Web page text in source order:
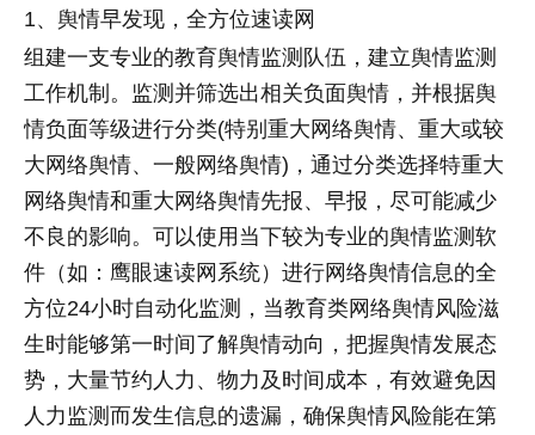
1、舆情早发现，全方位速读网
组建一支专业的教育舆情监测队伍，建立舆情监测
工作机制。监测并筛选出相关负面舆情，并根据舆
情负面等级进行分类(特别重大网络舆情、重大或较
大网络舆情、一般网络舆情)，通过分类选择特重大
网络舆情和重大网络舆情先报、早报，尽可能减少
不良的影响。可以使用当下较为专业的舆情监测软
件（如：鹰眼速读网系统）进行网络舆情信息的全
方位24小时自动化监测，当教育类网络舆情风险滋
生时能够第一时间了解舆情动向，把握舆情发展态
势，大量节约人力、物力及时间成本，有效避免因
人力监测而发生信息的遗漏，确保舆情风险能在第